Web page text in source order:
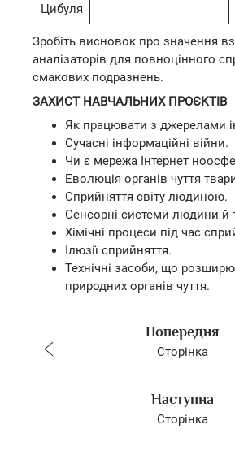
Цибуля
Зробіть висновок про значення
аналізаторів для повноцінного
смакових подразнень.
ЗАХИСТ НАВЧАЛЬНИХ ПРОЄКТІВ
Як працювати з джерелами
Сучасні інформаційні війни.
Чи є мережа Інтернет
Еволюція органів чуття
Сприйняття світу людиною.
Сенсорні системи людини й
Хімічні процеси під час
Ілюзії сприйняття.
Технічні засоби, що
природних органів чуття.
Попередня
Сторінка
Наступна
Сторінка